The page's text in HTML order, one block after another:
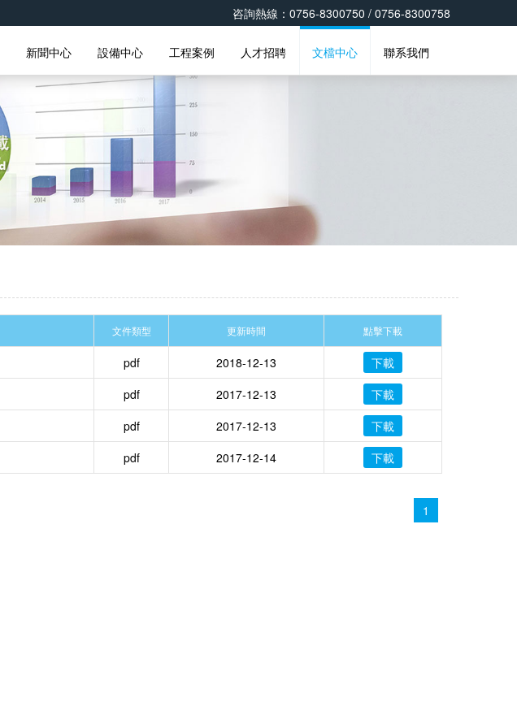
咨詢熱線：0756-8300750 / 0756-8300758
新聞中心 設備中心 工程案例 人才招聘 文檔中心 聯系我們
文件類型 更新時間 點擊下載
pdf 2018-12-13
下載
pdf 2017-12-13
下載
pdf 2017-12-13
下載
pdf 2017-12-14 下載
1